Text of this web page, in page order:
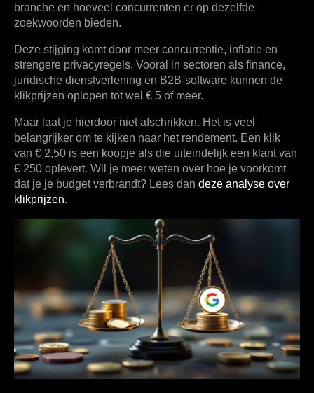
branche en hoeveel concurrenten er op dezelfde
zoekwoorden bieden.
Deze stijging komt door meer concurrentie, inflatie en
strengere privacyregels. Vooral in sectoren als finance,
juridische dienstverlening en B2B-software kunnen de
klikprijzen oplopen tot wel € 5 of meer.
Maar laat je hierdoor niet afschrikken. Het is veel
belangrijker om te kijken naar het rendement. Een klik
van € 2,50 is een koopje als die uiteindelijk een klant van
€ 250 oplevert. Wil je meer weten over hoe je voorkomt
dat je je budget verbrandt? Lees dan deze analyse over
klikprijzen.